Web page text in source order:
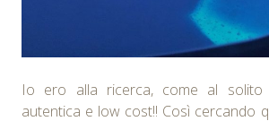
Io ero alla ricerca, come al solito
autentica e low cost!! Così cercando